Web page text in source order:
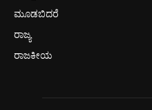
ಮೂಡಬಿದರೆ
ರಾಜ್ಯ
ರಾಜಕೀಯ